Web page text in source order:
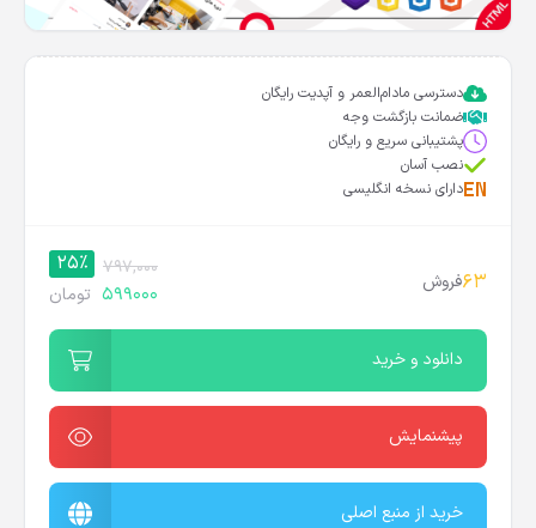
دسترسی مادام‌العمر و آپدیت رایگان
ضمانت بازگشت وجه
پشتیبانی سریع و رایگان
نصب آسان
797,000
25%
599000 تومان
دانلود و خرید
پیشنمایش